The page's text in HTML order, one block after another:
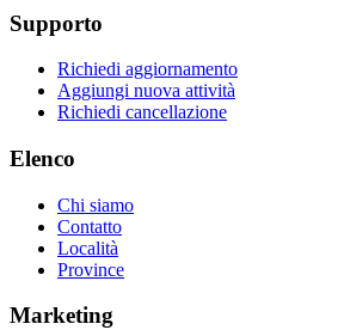
Supporto
Richiedi aggiornamento
Aggiungi nuova attività
Richiedi cancellazione
Elenco
Chi siamo
Contatto
Località
Province
Marketing